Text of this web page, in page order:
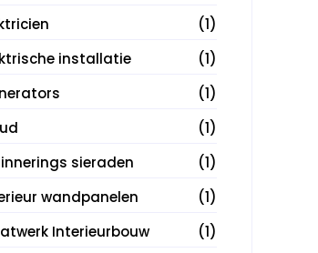
(1)
installatie
(1)
(1)
(1)
sieraden
(1)
wandpanelen
(1)
Interieurbouw
(1)